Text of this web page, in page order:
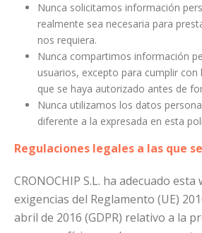
Nunca solicitamos información
realmente sea necesaria para
nos requiera.
Nunca compartimos información
usuarios, excepto para cumplir con
que se haya autorizado antes de
Nunca utilizamos los datos
diferente a la expresada en esta
Regulaciones legales a las que
CRONOCHIP S.L. ha adecuado esta
exigencias del Reglamento (UE)
abril de 2016 (GDPR) relativo a la